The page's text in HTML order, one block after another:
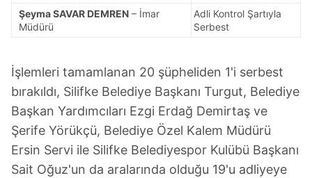
Şeyma SAVAR DEMREN – İmar
Müdürü
Adli Kontrol Şartıyla
Serbest
İşlemleri tamamlanan 20 şüpheliden 1'i serbest
bırakıldı, Silifke Belediye Başkanı Turgut, Belediye
Başkan Yardımcıları Ezgi Erdağ Demirtaş ve
Şerife Yörükçü, Belediye Özel Kalem Müdürü
Ersin Servi ile Silifke Belediyespor Kulübü Başkanı
Sait Oğuz'un da aralarında olduğu 19'u adliyeye